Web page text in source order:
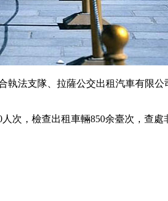
法支隊、拉薩公交出租汽車有限
次，檢查出租車輛850余臺次，查